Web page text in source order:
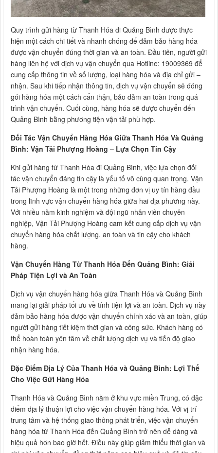
Quy trình gửi hàng từ Thanh Hóa đi Quảng Bình được thực
hiện một cách chi tiết và nhanh chóng để đảm bảo hàng hóa
được vận chuyển đúng thời gian và an toàn. Đầu tiên, người gửi
hàng liên hệ với dịch vụ vận chuyển qua Hotline: 19009369 để
cung cấp thông tin về số lượng, loại hàng hóa và địa chỉ gửi –
nhận. Sau khi tiếp nhận thông tin, dịch vụ vận chuyển sẽ đóng
gói hàng hóa một cách cẩn thận, bảo đảm an toàn trong quá
trình vận chuyển. Cuối cùng, hàng hóa sẽ được chuyển đến
Quảng Bình bằng phương tiện vận tải phù hợp.
Đối Tác Vận Chuyển Hàng Hóa Giữa Thanh Hóa Và Quảng
Bình: Vận Tải Phượng Hoàng – Lựa Chọn Tin Cậy
Khi gửi hàng từ Thanh Hóa đi Quảng Bình, việc lựa chọn đối
tác vận chuyển đáng tin cậy là yếu tố vô cùng quan trọng. Vận
Tải Phượng Hoàng là một trong những đơn vị uy tín hàng đầu
trong lĩnh vực vận chuyển hàng hóa giữa hai địa phương này.
Với nhiều năm kinh nghiệm và đội ngũ nhân viên chuyên
nghiệp, Vận Tải Phượng Hoàng cam kết cung cấp dịch vụ vận
chuyển hàng hóa chất lượng, an toàn và tin cậy cho khách
hàng.
Vận Chuyển Hàng Từ Thanh Hóa Đến Quảng Bình: Giải
Pháp Tiện Lợi và An Toàn
Dịch vụ vận chuyển hàng hóa giữa Thanh Hóa và Quảng Bình
mang lại giải pháp tối ưu về tính tiện lợi và an toàn. Dịch vụ này
đảm bảo hàng hóa được vận chuyển chính xác và an toàn, giúp
người gửi hàng tiết kiệm thời gian và công sức. Khách hàng có
thể hoàn toàn yên tâm về chất lượng dịch vụ và tiến độ giao
nhận hàng hóa.
Đặc Điểm Địa Lý Của Thanh Hóa và Quảng Bình: Lợi Thế
Cho Việc Gửi Hàng Hóa
Thanh Hóa và Quảng Bình nằm ở khu vực miền Trung, có đặc
điểm địa lý thuận lợi cho việc vận chuyển hàng hóa. Với vị trí
trung tâm và hệ thống giao thông phát triển, việc vận chuyển
hàng hóa từ Thanh Hóa đến Quảng Bình trở nên dễ dàng và
hiệu quả hơn bao giờ hết. Điều này giúp giảm thiểu thời gian và